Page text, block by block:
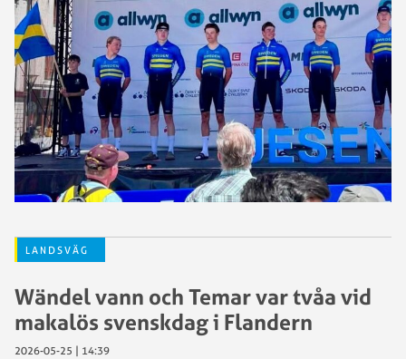
LANDSVÄG
Wändel vann och Temar var tvåa vid
makalös svenskdag i Flandern
2026-05-25 | 14:39